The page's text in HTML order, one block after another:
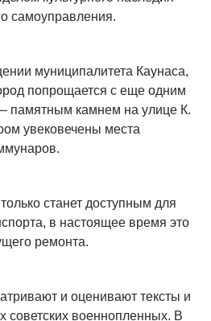
самоуправления.
муниципалитета Каунаса,
попрощается с еще одним
памятным камнем на улице К.
увековечены места
станет доступным для
в настоящее время это
ремонта.
и оценивают тексты и
советских военнопленных. В